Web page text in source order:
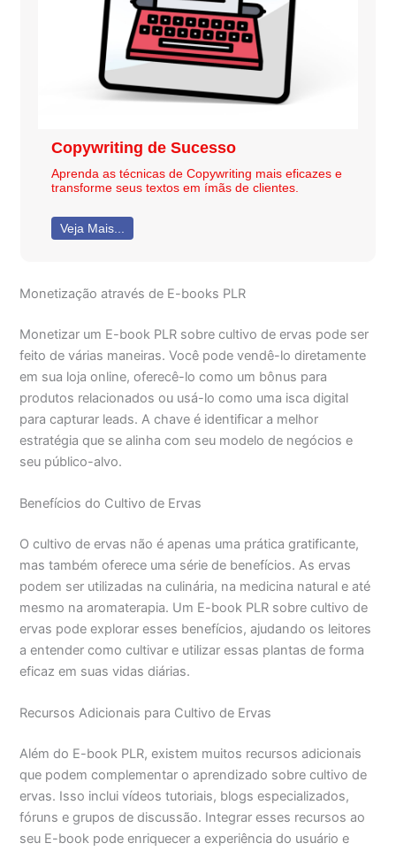
Copywriting de Sucesso
Aprenda as técnicas de Copywriting mais eficazes e
transforme seus textos em ímãs de clientes.
Veja Mais...
Monetização através de E-books PLR
Monetizar um E-book PLR sobre cultivo de ervas pode ser
feito de várias maneiras. Você pode vendê-lo diretamente
em sua loja online, oferecê-lo como um bônus para
produtos relacionados ou usá-lo como uma isca digital
para capturar leads. A chave é identificar a melhor
estratégia que se alinha com seu modelo de negócios e
seu público-alvo.
Benefícios do Cultivo de Ervas
O cultivo de ervas não é apenas uma prática gratificante,
mas também oferece uma série de benefícios. As ervas
podem ser utilizadas na culinária, na medicina natural e até
mesmo na aromaterapia. Um E-book PLR sobre cultivo de
ervas pode explorar esses benefícios, ajudando os leitores
a entender como cultivar e utilizar essas plantas de forma
eficaz em suas vidas diárias.
Recursos Adicionais para Cultivo de Ervas
Além do E-book PLR, existem muitos recursos adicionais
que podem complementar o aprendizado sobre cultivo de
ervas. Isso inclui vídeos tutoriais, blogs especializados,
fóruns e grupos de discussão. Integrar esses recursos ao
seu E-book pode enriquecer a experiência do usuário e